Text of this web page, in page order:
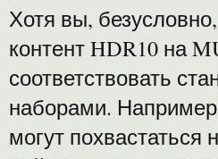
Хотя вы,
контент HDR10 на
соответствовать
наборами.
могут